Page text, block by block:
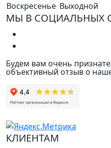
Воскресенье Выходной
МЫ В СОЦИАЛЬНЫХ
Будем вам очень
объективный отзыв о
КЛИЕНТАМ